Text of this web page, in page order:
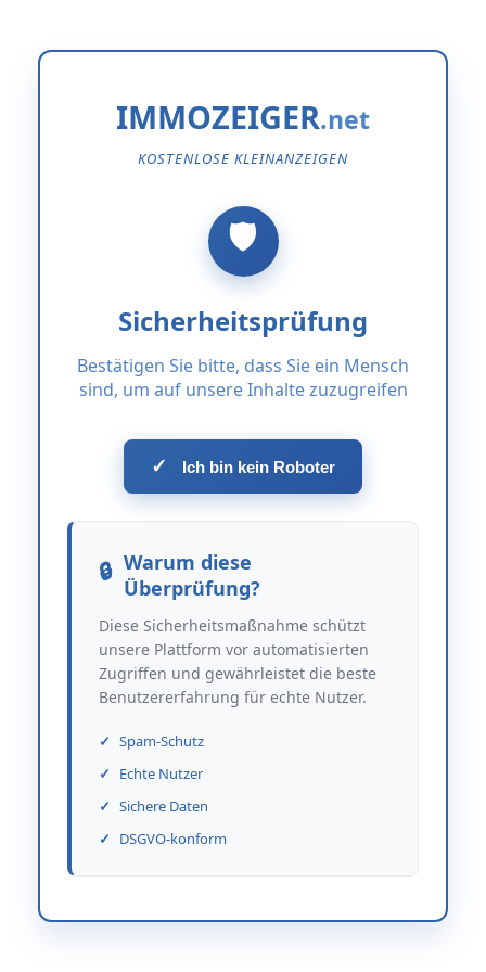
IMMOZEIGER
KOSTENLOSE KLEINANZEIGEN
Sicherheitsprüfung
Bestätigen Sie bitte, dass Sie ein Mensch
sind, um auf unsere Inhalte zuzugreifen
✓ Ich bin kein Roboter
Warum diese
Überprüfung?
Diese Sicherheitsmaßnahme schützt
unsere Plattform vor automatisierten
Zugriffen und gewährleistet die beste
Benutzererfahrung für echte Nutzer.
Spam-Schutz
Echte Nutzer
Sichere Daten
DSGVO-konform